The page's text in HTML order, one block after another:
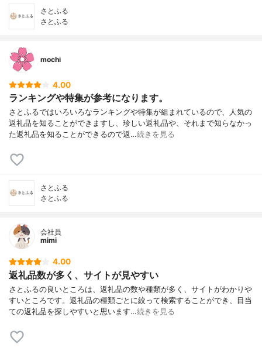
さとふる
さとふる
mochi
4.00
ランキングや特集が参考になります。
さとふるではいろいろなランキングや特集が組まれているので、人気の
返礼品を知ることができますし、珍しい返礼品や、それまで知らなかっ
た返礼品を知ることができるので返…続きを見る
さとふる
さとふる
会社員
mimi
4.00
返礼品数が多く、サイトが見やすい
さとふるの良いところは、返礼品の数や種類が多く、サイトがわかりや
すいところです。返礼品の種類ごとに絞って検索することができ、目当
ての返礼品を探しやすいと思います…続きを見る